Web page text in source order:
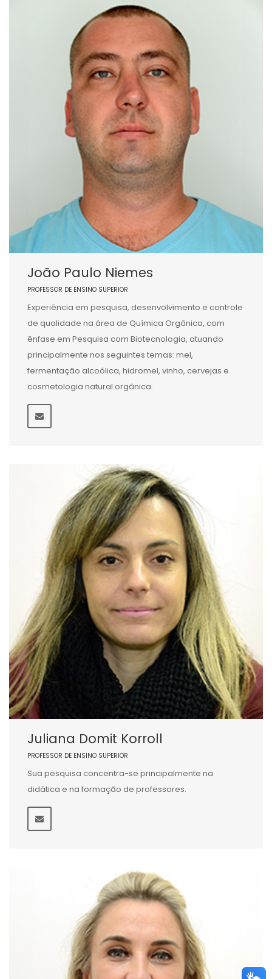
João Paulo Niemes
PROFESSOR DE ENSINO SUPERIOR
Experiência em pesquisa, desenvolvimento e controle
de qualidade na área de Química Orgânica, com
ênfase em Pesquisa com Biotecnologia, atuando
principalmente nos seguintes temas: mel,
fermentação alcoólica, hidromel, vinho, cervejas e
cosmetologia natural orgânica.
Juliana Domit Korroll
PROFESSOR DE ENSINO SUPERIOR
Sua pesquisa concentra-se principalmente na
didática e na formação de professores.